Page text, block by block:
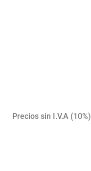
Precios sin I.V.A (10%)